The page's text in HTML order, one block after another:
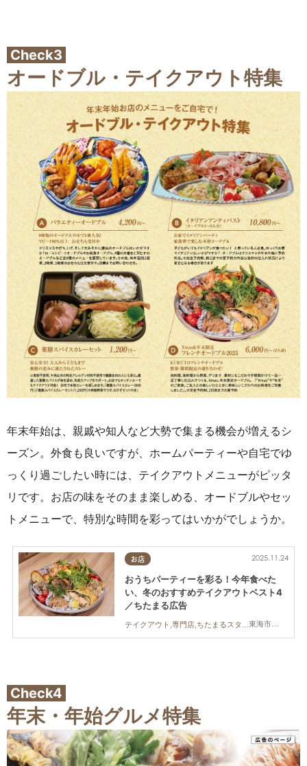
Check3
オードブル・テイクアウト特集
年末年始は、親戚や知人など大勢で集まる機会が増えるシ
ーズン。 外食も良いですが、ホームパーティーや自宅でゆ
っくり過ごしたい時には、テイクアウトメニューがピッタ
リです。お店の味をそのまま楽しめる、オードブルやセッ
トメニューで、特別な時間を彩ってはいかがでしょうか。
お店
東海市,大府市
2025.11.24
おうちパーティーを彩る！今年食べた
い、冬のおすすめテイクアウトベスト4
／ちたまる広告
テイクアウト,専門店,ちたまるスタイル掲載店,まとめ記事,ちたまる広告
Check4
年末・年始グルメ特集